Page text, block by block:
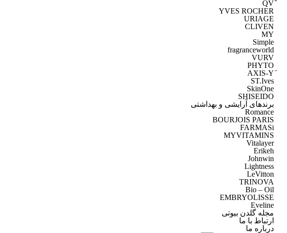
YVES ROCHER
URIAGE
CLIVEN
MY
Simple
fragranceworld
VURV
PHYTO
ST.Ives
SkinOne
SHISEIDO
برندهای آرایشی و بهداشتی
Romance
BOURJOIS PARIS
FARMASi
MYVITAMINS
Vitalayer
Erikeh
Johnwin
Lightness
LeVitton
TRINOVA
Bio – Oil
EMBRYOLISSE
Eveline
مجله گلدن بیوتی
ارتباط با ما
درباره ما